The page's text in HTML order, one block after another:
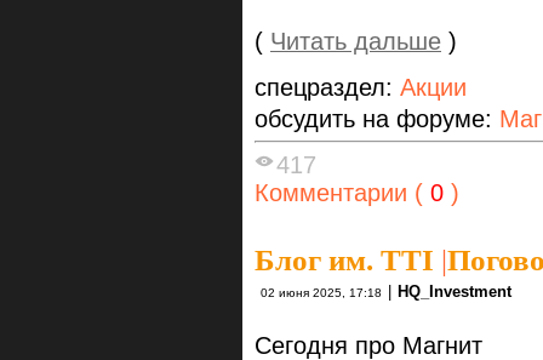
( Читать дальше )
спецраздел: Акции
обсудить на форуме:
417
Комментарии ( 0 )
Блог им. TTI |
02 июня 2025, 17:18 HQ_Investment
Сегодня про Магнит